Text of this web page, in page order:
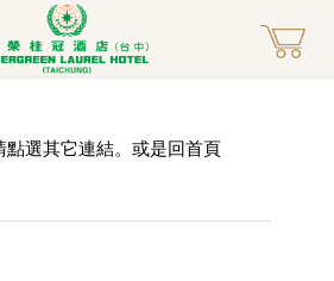
點選其它連結。或是回首頁